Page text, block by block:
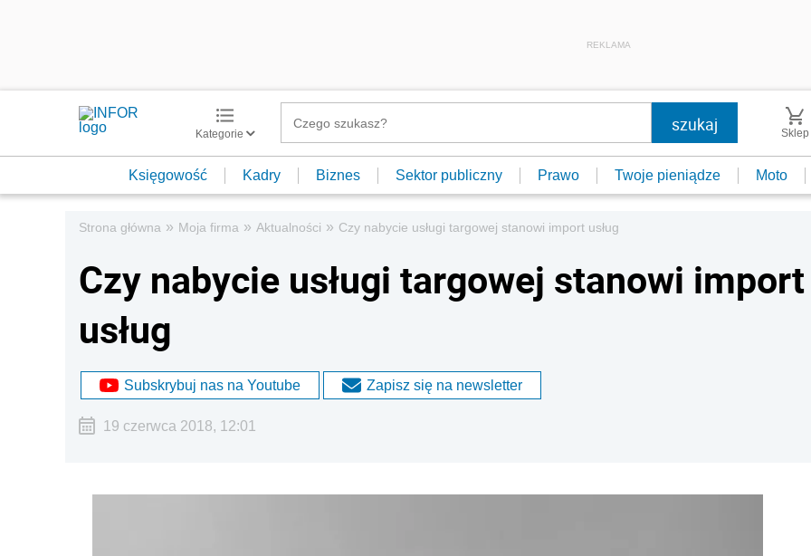
REKLAMA
Kategorie Sklep
Księgowość Kadry Biznes Sektor publiczny Prawo Twoje pieniądze Moto
Strona główna » Moja firma » Aktualności » Czy nabycie usługi targowej stanowi import usług
Czy nabycie usługi targowej stanowi import
usług
Subskrybuj nas na Youtube Zapisz się na newsletter
19 czerwca 2018, 12:01